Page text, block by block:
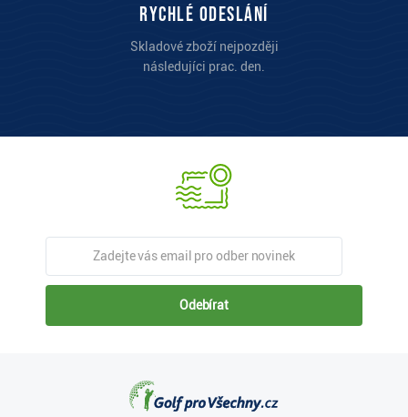
Rychlé odeslání
Skladové zboží nejpozději
následujíci prac. den.
Odebírat